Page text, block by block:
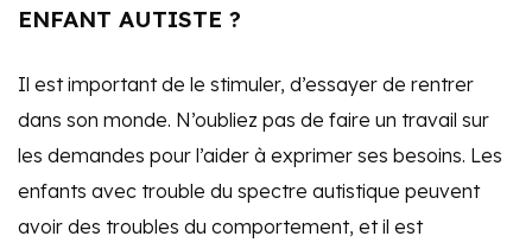
ENFANT AUTISTE ?
Il est important de le stimuler, d’essayer de rentrer
dans son monde. N’oubliez pas de faire un travail sur
les demandes pour l’aider à exprimer ses besoins. Les
enfants avec trouble du spectre autistique peuvent
avoir des troubles du comportement, et il est